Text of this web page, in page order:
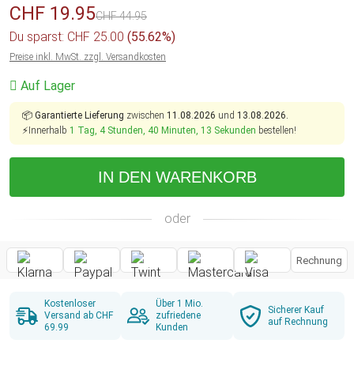
CHF 19.95CHF 44.95
Du sparst: CHF 25.00 (55.62%)
Preise inkl. MwSt. zzgl. Versandkosten
Auf Lager
📦 Garantierte Lieferung zwischen 11.08.2026 und 13.08.2026.
⚡Innerhalb 1 Tag, 4 Stunden, 40 Minuten, 13 Sekunden bestellen!
IN DEN WARENKORB
oder
Rechnung
Kostenloser
Versand ab CHF
69.99
Über 1 Mio.
zufriedene
Kunden
Sicherer Kauf
auf Rechnung